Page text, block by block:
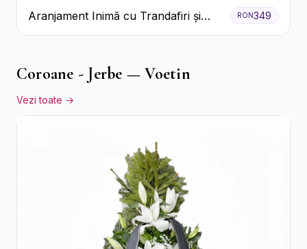
Aranjament Inimă cu Trandafiri și
Praline Ferrero
RON349
Coroane - Jerbe — Voetin
Vezi toate →